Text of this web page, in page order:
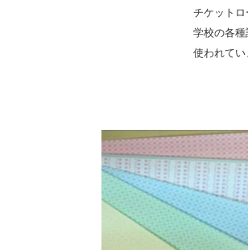
チケットロ
学校の各種
使われてい